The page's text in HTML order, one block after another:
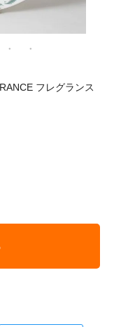
フレグランス